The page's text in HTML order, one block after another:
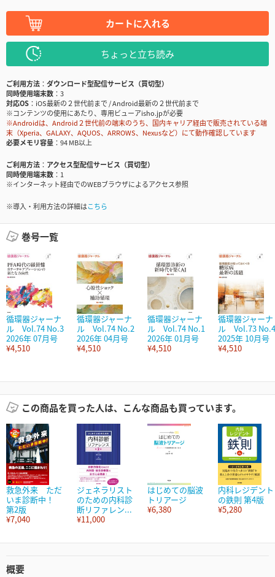
カートに入れる
ちょっと立ち読み
ご利用方法
ダウンロード型配信サービス（買切型）
同時使用端末数
3
対応OS
iOS最新の２世代前まで / Android最新の２世代前まで
※コンテンツの使用にあたり、専用ビューアisho.jpが必要
※Androidは、Android２世代前の端末のうち、国内キャリア経由で販売されている端
末（Xperia、GALAXY、AQUOS、ARROWS、Nexusなど）にて動作確認しています
必要メモリ容量
94 MB以上
ご利用方法
アクセス型配信サービス（買切型）
同時使用端末数
1
※インターネット経由でのWEBブラウザによるアクセス参照
※導入・利用方法の詳細はこちら
巻号一覧
循環器ジャーナ
ル Vol.74 No.3
2026年 07月号
¥4,510
循環器ジャーナ
ル Vol.74 No.2
2026年 04月号
¥4,510
循環器ジャーナ
ル Vol.74 No.1
2026年 01月号
¥4,510
循環器ジャーナ
ル Vol.73 No.4
2025年 10月号
¥4,510
この商品を買った人は、こんな商品も買っています。
救急外来 ただ
いま診断中！
第2版
¥7,040
ジェネラリスト
のための内科診
断リファレン...
¥11,000
はじめての脳波
トリアージ
¥6,380
内科レジデント
の鉄則 第4版
¥5,280
概要